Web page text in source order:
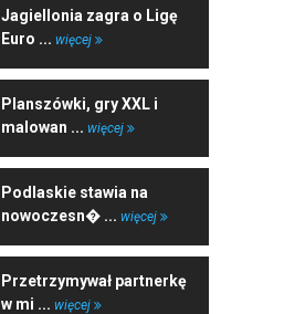
Jagiellonia zagra o Ligę
Euro ... więcej
Planszówki, gry XXL i
malowan ... więcej
Podlaskie stawia na
nowoczesn� ... więcej
Przetrzymywał partnerkę
w mi ... więcej